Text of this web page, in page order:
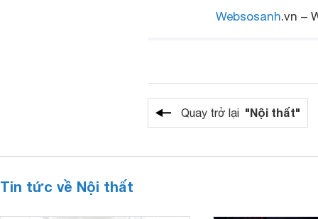
Websosanh.vn –
Quay trở lại "Nội thất"
Tin tức về Nội thất